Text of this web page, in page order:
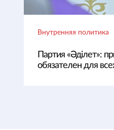
Внутренняя политика
Партия «Әділет»:
обязателен для